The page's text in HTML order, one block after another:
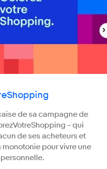
de sa campagne de
– qui
de ses acheteurs et
pour vivre une